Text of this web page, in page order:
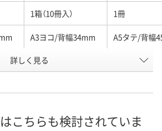
1箱（10冊入） 1冊
A3ヨコ/背幅34mm A5タテ/背幅
AR70682 AR70672
2026年8月下旬
詳しく見る
こちらも検討されていま